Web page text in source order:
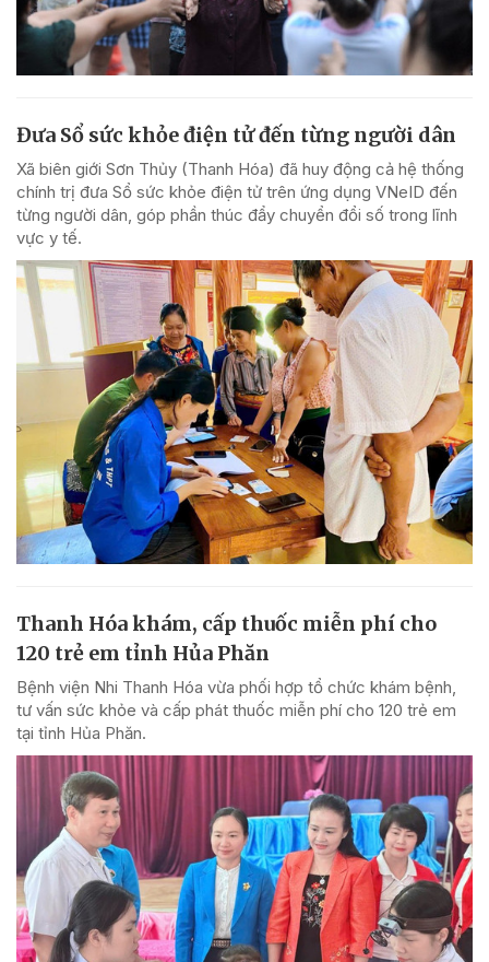
Đưa Sổ sức khỏe điện tử đến từng người dân
Xã biên giới Sơn Thủy (Thanh Hóa) đã huy động cả hệ thống
chính trị đưa Sổ sức khỏe điện tử trên ứng dụng VNeID đến
từng người dân, góp phần thúc đẩy chuyển đổi số trong lĩnh
vực y tế.
Thanh Hóa khám, cấp thuốc miễn phí cho
120 trẻ em tỉnh Hủa Phăn
Bệnh viện Nhi Thanh Hóa vừa phối hợp tổ chức khám bệnh,
tư vấn sức khỏe và cấp phát thuốc miễn phí cho 120 trẻ em
tại tỉnh Hủa Phăn.